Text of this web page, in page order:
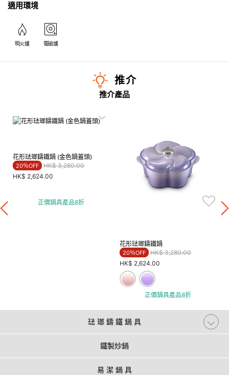
適用環境
明火爐 電磁爐
推介
推介產品
花形琺瑯鑄鐵鍋 (金色鍋蓋頭)
20％OFF Price reduced from
HK$ 3,280.00to
HK$ 2,624.00
正價鍋具產品8折
花形琺瑯鑄鐵鍋
20％OFF Price reduced from
HK$ 3,280.00to
HK$ 2,624.00
正價鍋具產品8折
琺 瑯 鑄 鐵 鍋 具
鐵製炒鍋
易 潔 鍋 具